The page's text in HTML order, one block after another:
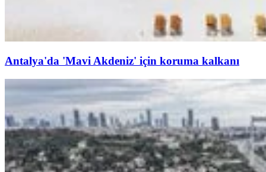
Antalya'da 'Mavi Akdeniz' için koruma kalkanı